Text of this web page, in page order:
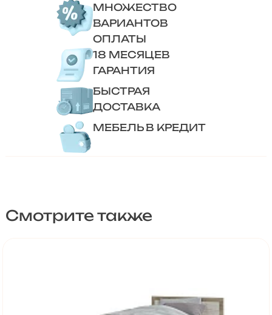
МНОЖЕСТВО
ВАРИАНТОВ
ОПЛАТЫ
18 МЕСЯЦЕВ
ГАРАНТИЯ
БЫСТРАЯ
ДОСТАВКА
МЕБЕЛЬ В КРЕДИТ
Смотрите также